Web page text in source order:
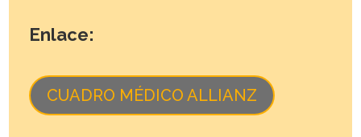
Enlace:
CUADRO MÉDICO ALLIANZ